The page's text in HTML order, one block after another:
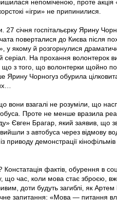
непоміченою, проте акція
«ігри» не припинилися.
27 січня госпітальєрку Ярину
поверталися до Києва після
у якому й розгорнулися
серіал. На прохання волонтерок
з того, що волонтерки щойно
Ярину Чорногуз обурила
взагалі не розуміли, що
Проте не менше вразила
Євген Брагар, який заявив, що
вийшли з автобуса через відмову
приводу демонстрації
фактів, обурення в
що час, коли мова стає зброєю,
доти будуть загиблі, як
запитання: «Мова — питання